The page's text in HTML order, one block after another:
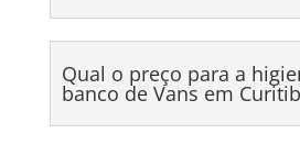
Qual o preço para a
banco de Vans em